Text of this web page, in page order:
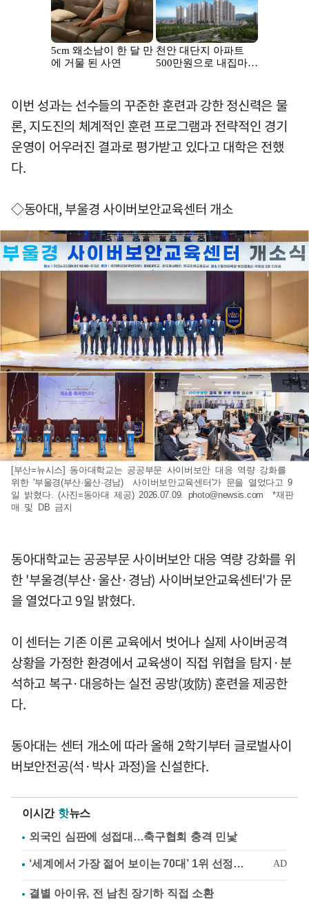
이번 성과는 선수들의 꾸준한 훈련과 강한 정신력은 물
론, 지도진의 체계적인 훈련 프로그램과 전략적인 경기
운영이 어우러진 결과로 평가받고 있다고 대학은 전했
다.
◇동아대, 부울경 사이버보안교육센터 개소
[부산=뉴시스] 동아대학교는 공공부문 사이버보안 대응 역량 강화를
위한 '부울경(부산·울산·경남) 사이버보안교육센터'가 문을 열었다고 9
일 밝혔다. (사진=동아대 제공) 2026.07.09. photo@newsis.com *재판
매 및 DB 금지
동아대학교는 공공부문 사이버보안 대응 역량 강화를 위
한 '부울경(부산·울산·경남) 사이버보안교육센터'가 문
을 열었다고 9일 밝혔다.
이 센터는 기존 이론 교육에서 벗어나 실제 사이버공격
상황을 가정한 환경에서 교육생이 직접 위협을 탐지·분
석하고 복구·대응하는 실전 공방(攻防) 훈련을 제공한
다.
동아대는 센터 개소에 따라 올해 2학기부터 글로벌사이
버보안전공(석·박사 과정)을 신설한다.
이시간 핫뉴스
외국인 심판에 성접대…축구협회 충격 민낯
결별 아이유, 전 남친 장기하 직접 소환